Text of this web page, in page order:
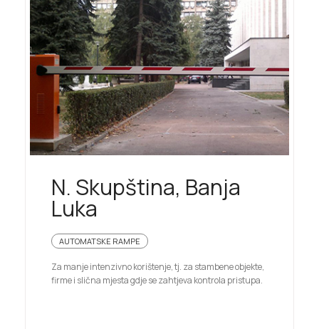
N. Skupština, Banja
Luka
AUTOMATSKE RAMPE
Za manje intenzivno korištenje, tj. za stambene objekte,
firme i slična mjesta gdje se zahtjeva kontrola pristupa.